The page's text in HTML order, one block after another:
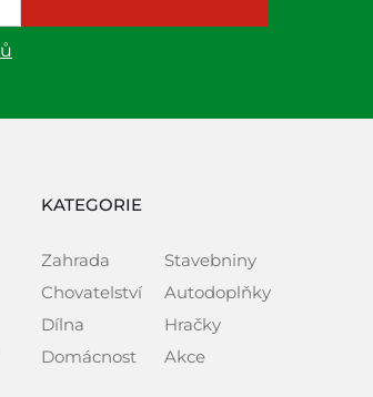
KATEGORIE
Zahrada
Chovatelství
Dílna
Domácnost
Stavebniny
Autodoplňky
Hračky
Akce